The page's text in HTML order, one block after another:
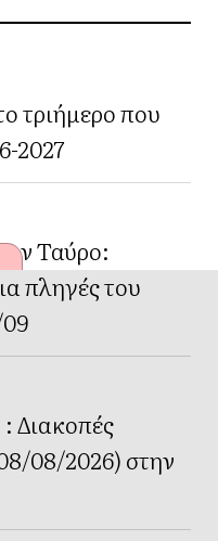
τριήμερο που
2027
Ταύρο:
πληγές του
Διακοπές
08/2026) στην